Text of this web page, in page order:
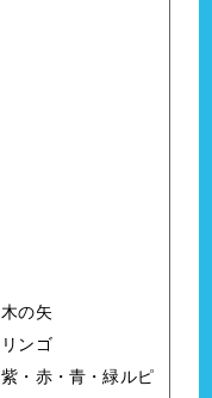
木の矢
リンゴ
紫・赤・青・緑ルピ